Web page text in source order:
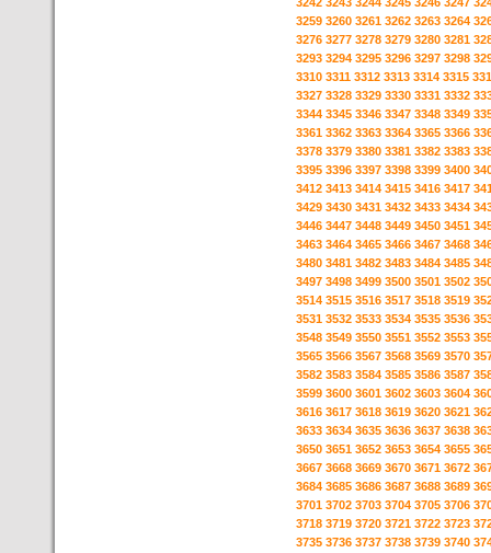
3259 3260 3261 3262 3263 3264
3276 3277 3278 3279 3280 3281
3293 3294 3295 3296 3297 3298
3310 3311 3312 3313 3314 3315
3327 3328 3329 3330 3331 3332
3344 3345 3346 3347 3348 3349
3361 3362 3363 3364 3365 3366
3378 3379 3380 3381 3382 3383
3395 3396 3397 3398 3399 3400
3412 3413 3414 3415 3416 3417
3429 3430 3431 3432 3433 3434
3446 3447 3448 3449 3450 3451
3463 3464 3465 3466 3467 3468
3480 3481 3482 3483 3484 3485
3497 3498 3499 3500 3501 3502
3514 3515 3516 3517 3518 3519
3531 3532 3533 3534 3535 3536
3548 3549 3550 3551 3552 3553
3565 3566 3567 3568 3569 3570
3582 3583 3584 3585 3586 3587
3599 3600 3601 3602 3603 3604
3616 3617 3618 3619 3620 3621
3633 3634 3635 3636 3637 3638
3650 3651 3652 3653 3654 3655
3667 3668 3669 3670 3671 3672
3684 3685 3686 3687 3688 3689
3701 3702 3703 3704 3705 3706
3718 3719 3720 3721 3722 3723
3735 3736 3737 3738 3739 3740